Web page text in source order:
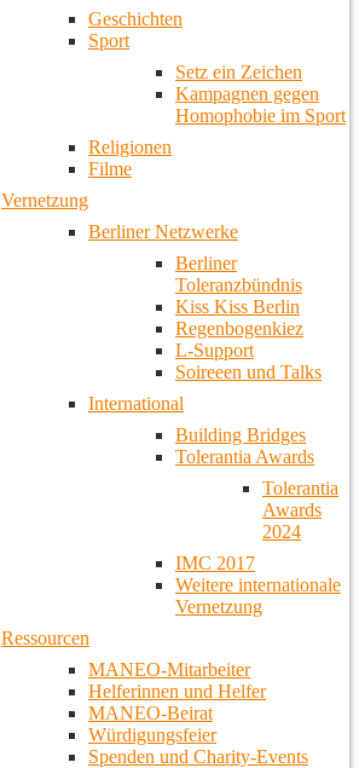
Geschichten
Sport
Setz ein Zeichen
Kampagnen gegen
Homophobie im Sport
Religionen
Filme
Vernetzung
Berliner Netzwerke
Berliner
Toleranzbündnis
Kiss Kiss Berlin
Regenbogenkiez
L-Support
Soireeen und Talks
International
Building Bridges
Tolerantia Awards
Tolerantia
Awards
2024
IMC 2017
Weitere internationale
Vernetzung
Ressourcen
MANEO-Mitarbeiter
Helferinnen und Helfer
MANEO-Beirat
Würdigungsfeier
Spenden und Charity-Events